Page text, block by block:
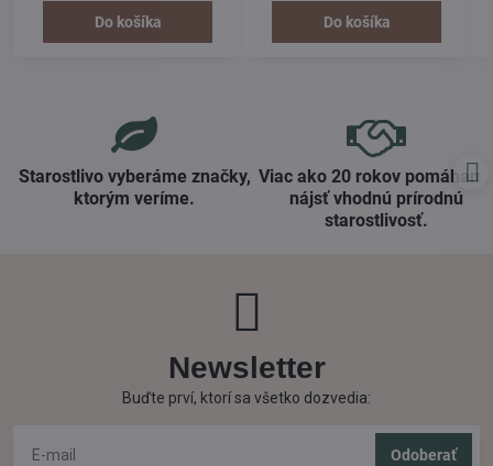
denne ako doplnková súčasť
čistenia a starostlivosti. Jeho
Do košíka
šetrne čistí a chráni pred stratou
Do košíka
Starostlivo vyberáme značky,
ktorým veríme​.
Viac ako 20 rokov
nájsť vhodnú prírodnú
starostlivosť​.
Newsletter
Buďte prví, ktorí sa všetko dozvedia:
Odoberať